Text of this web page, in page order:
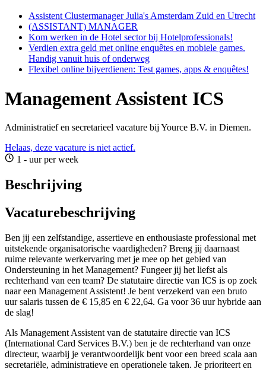
Assistent Clustermanager Julia's Amsterdam Zuid en Utrecht
(ASSISTANT) MANAGER
Kom werken in de Hotel sector bij Hotelprofessionals!
Verdien extra geld met online enquêtes en mobiele games.
Handig vanuit huis of onderweg
Flexibel online bijverdienen: Test games, apps & enquêtes!
Management Assistent ICS
Administratief en secretarieel vacature bij Yource B.V. in Diemen.
Helaas, deze vacature is niet actief.
1 - uur per week
Beschrijving
Vacaturebeschrijving
Ben jij een zelfstandige, assertieve en enthousiaste professional met
uitstekende organisatorische vaardigheden? Breng jij daarnaast
ruime relevante werkervaring met je mee op het gebied van
Ondersteuning in het Management? Fungeer jij het liefst als
rechterhand van een team? De statutaire directie van ICS is op zoek
naar een Management Assistent! Je bent verzekerd van een bruto
uur salaris tussen de € 15,85 en € 22,64. Ga voor 36 uur hybride aan
de slag!
Als Management Assistent van de statutaire directie van ICS
(International Card Services B.V.) ben je de rechterhand van onze
directeur, waarbij je verantwoordelijk bent voor een breed scala aan
secretariële, administratieve en operationele taken. Je prioriteert en